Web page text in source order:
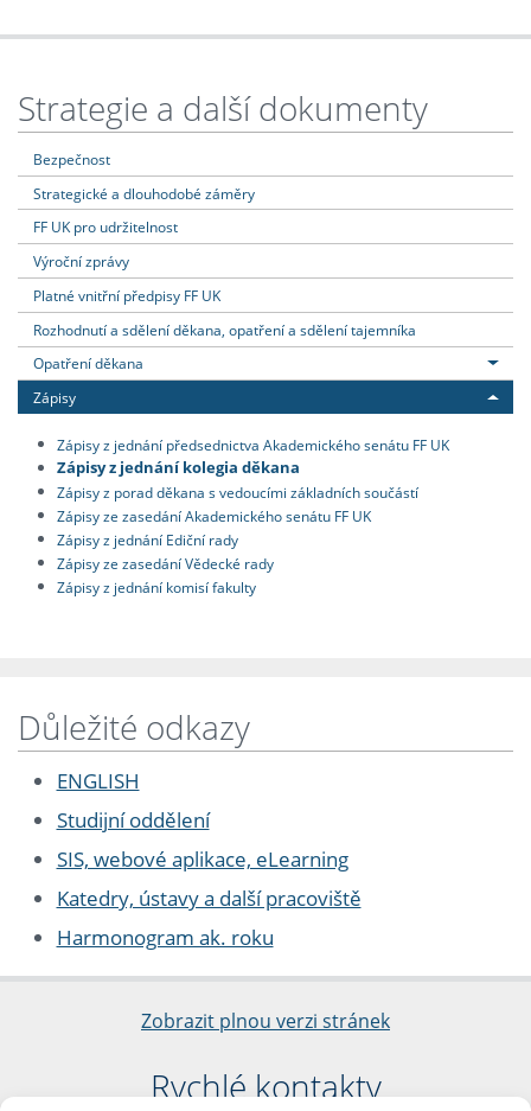
Strategie a další dokumenty
Bezpečnost
Strategické a dlouhodobé záměry
FF UK pro udržitelnost
Výroční zprávy
Platné vnitřní předpisy FF UK
Rozhodnutí a sdělení děkana, opatření a sdělení tajemníka
Opatření děkana
Zápisy
Zápisy z jednání předsednictva Akademického senátu FF UK
Zápisy z jednání kolegia děkana
Zápisy z porad děkana s vedoucími základních součástí
Zápisy ze zasedání Akademického senátu FF UK
Zápisy z jednání Ediční rady
Zápisy ze zasedání Vědecké rady
Zápisy z jednání komisí fakulty
Důležité odkazy
ENGLISH
Studijní oddělení
SIS, webové aplikace, eLearning
Katedry, ústavy a další pracoviště
Harmonogram ak. roku
Zobrazit plnou verzi stránek
Rychlé kontakty